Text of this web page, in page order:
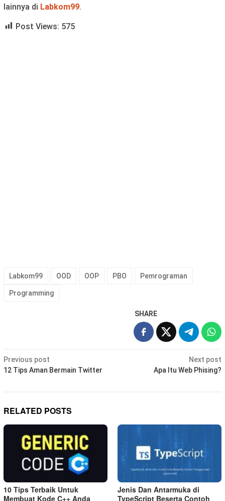
lainnya di Labkom99.
Post Views: 575
Labkom99 OOD OOP PBO Pemrograman
Programming
SHARE
Post
navigation
Previous post
12 Tips Aman Bermain Twitter
Next post
Apa Itu Web Phising?
RELATED POSTS
10 Tips Terbaik Untuk
Membuat Kode C++ Anda
Jenis Dan Antarmuka di
TypeScript Beserta Contoh